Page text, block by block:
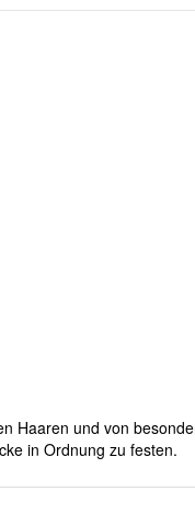
Haaren und von
in Ordnung zu festen.